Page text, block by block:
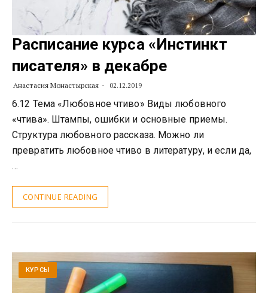
Расписание курса «Инстинкт
писателя» в декабре
Анастасия Монастырская 02.12.2019
6.12 Тема «Любовное чтиво» Виды любовного
«чтива». Штампы, ошибки и основные приемы.
Структура любовного рассказа. Можно ли
превратить любовное чтиво в литературу, и если да,
…
CONTINUE READING
КУРСЫ